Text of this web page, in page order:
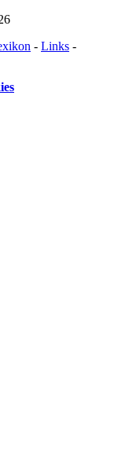
- Links -